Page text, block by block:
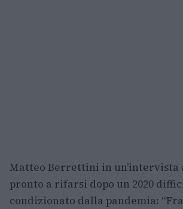
Matteo Berrettini in un’intervista
pronto a rifarsi dopo un 2020
condizionato dalla pandemia: